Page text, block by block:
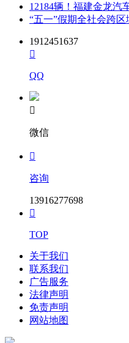
12184辆！福建金龙汽
“五一”假期全社会跨
1912451637

QQ

微信

咨询
13916277698

TOP
关于我们
联系我们
广告服务
法律声明
免责声明
网站地图